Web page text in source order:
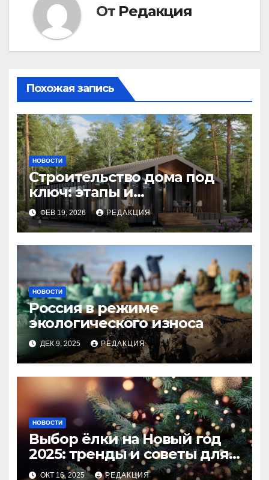
От Редакция
Похожая запись
НОВОСТИ
Строительство дома под
ключ: этапы и
планирование бюджета
ФЕВ 19, 2026 РЕДАКЦИЯ
НОВОСТИ
Россия в режиме
экологического износа
ДЕК 9, 2025 РЕДАКЦИЯ
НОВОСТИ
Выбор ёлки на Новый год
2025: тренды и советы для
идеального праздника
ОКТ 16, 2025 РЕДАКЦИЯ